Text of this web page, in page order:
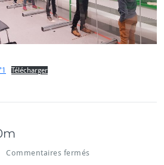
Télécharger
Commentaires fermés